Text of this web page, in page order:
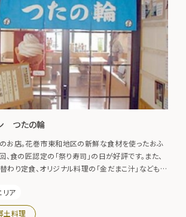
つたの輪
お店。花巻市東和地区の新鮮な食材を使ったおふ
、食の匠認定の「祭り寿司」の日が好評です。また、
わり定食、オリジナル料理の「金だまこ汁」などもお
リア
土料理